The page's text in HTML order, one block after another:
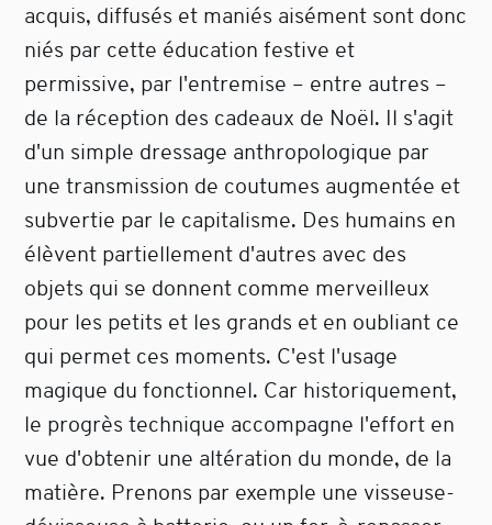
acquis, diffusés et maniés aisément sont donc
niés par cette éducation festive et
permissive, par l'entremise – entre autres –
de la réception des cadeaux de Noël. Il s'agit
d'un simple dressage anthropologique par
une transmission de coutumes augmentée et
subvertie par le capitalisme. Des humains en
élèvent partiellement d'autres avec des
objets qui se donnent comme merveilleux
pour les petits et les grands et en oubliant ce
qui permet ces moments. C'est l'usage
magique du fonctionnel. Car historiquement,
le progrès technique accompagne l'effort en
vue d'obtenir une altération du monde, de la
matière. Prenons par exemple une visseuse-